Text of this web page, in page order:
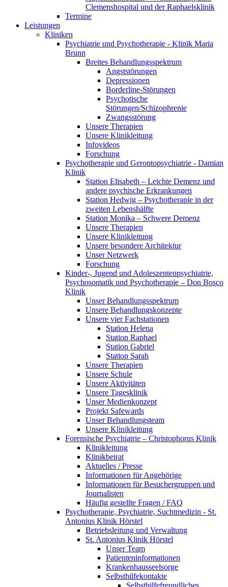
Clemenshospital und der Raphaelsklinik
Termine
Leistungen
Kliniken
Psychiatrie und Psychotherapie - Klinik Maria
Brunn
Breites Behandlungsspektrum
Angststörungen
Depressionen
Borderline-Störungen
Psychotische
Störungen/Schizophrenie
Zwangsstörung
Unsere Therapien
Unsere Klinikleitung
Infovideos
Forschung
Psychotherapie und Gerontopsychiatrie - Damian
Klinik
Station Elisabeth – Leichte Demenz und
andere psychische Erkrankungen
Station Hedwig – Psychotherapie in der
zweiten Lebenshälfte
Station Monika – Schwere Demenz
Unsere Therapien
Unsere Klinikleitung
Unsere besondere Architektur
Unser Netzwerk
Forschung
Kinder-, Jugend und Adoleszentenpsychiatrie,
Psychosomatik und Psychotherapie – Don Bosco
Klinik
Unser Behandlungsspektrum
Unsere Behandlungskonzepte
Unsere vier Fachstationen
Station Helena
Station Raphael
Station Gabriel
Station Sarah
Unsere Therapien
Unsere Schule
Unsere Aktivitäten
Unsere Tagesklinik
Unser Medienkonzept
Projekt Safewards
Unser Behandlungsteam
Unsere Klinikleitung
Forensische Psychiatrie – Christophorus Klinik
Klinikleitung
Klinikbeirat
Aktuelles / Presse
Informationen für Angehörige
Informationen für Besuchergruppen und
Journalisten
Häufig gestellte Fragen / FAQ
Psychotherapie, Psychiatrie, Suchtmedizin - St.
Antonius Klinik Hörstel
Betriebsleitung und Verwaltung
St. Antonius Klinik Hörstel
Unser Team
Patienteninformationen
Krankenhausseelsorge
Selbsthilfekontakte
Selbsthilfefreundliches